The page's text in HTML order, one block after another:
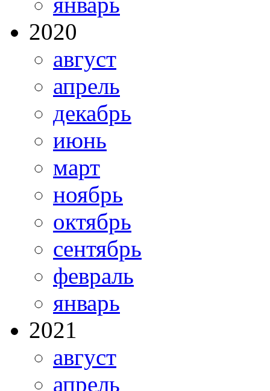
2020
август
апрель
декабрь
июнь
март
ноябрь
октябрь
сентябрь
февраль
январь
2021
август
апрель